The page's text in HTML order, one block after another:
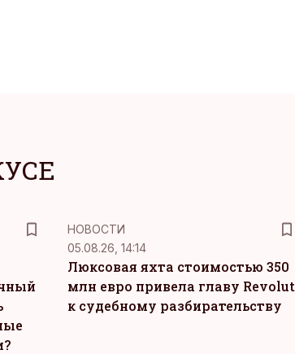
НОВОСТИ
05.08.26, 14:14
Люксовая яхта стоимостью 350
млн евро привела главу Revolut
к судебному разбирательству